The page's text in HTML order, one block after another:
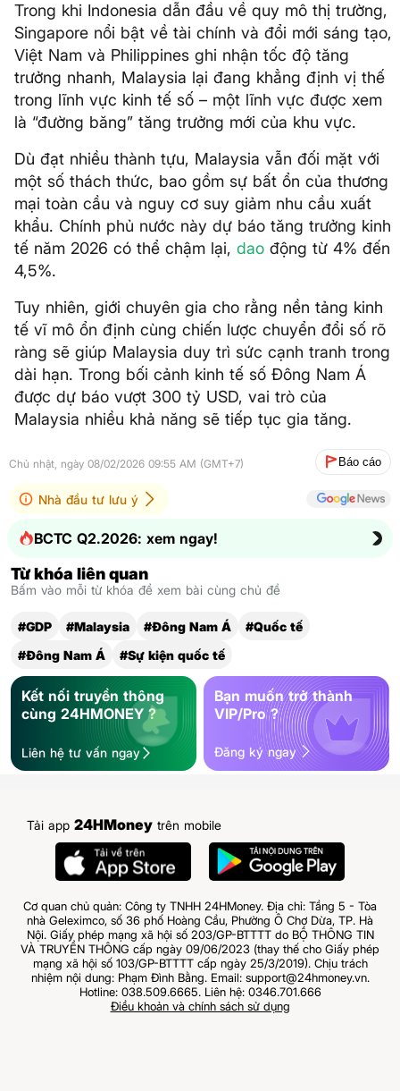
Trong khi Indonesia dẫn đầu về quy mô thị trường,
Singapore nổi bật về tài chính và đổi mới sáng tạo,
Việt Nam và Philippines ghi nhận tốc độ tăng
trưởng nhanh, Malaysia lại đang khẳng định vị thế
trong lĩnh vực kinh tế số – một lĩnh vực được xem
là “đường băng” tăng trưởng mới của khu vực.
Dù đạt nhiều thành tựu, Malaysia vẫn đối mặt với
một số thách thức, bao gồm sự bất ổn của thương
mại toàn cầu và nguy cơ suy giảm nhu cầu xuất
khẩu. Chính phủ nước này dự báo tăng trưởng kinh
tế năm 2026 có thể chậm lại, dao động từ 4% đến
4,5%.
Tuy nhiên, giới chuyên gia cho rằng nền tảng kinh
tế vĩ mô ổn định cùng chiến lược chuyển đổi số rõ
ràng sẽ giúp Malaysia duy trì sức cạnh tranh trong
dài hạn. Trong bối cảnh kinh tế số Đông Nam Á
được dự báo vượt 300 tỷ USD, vai trò của
Malaysia nhiều khả năng sẽ tiếp tục gia tăng.
Chủ nhật, ngày 08/02/2026 09:55 AM (GMT+7) Báo cáo
Nhà đầu tư lưu ý
BCTC Q2.2026: xem ngay!
Từ khóa liên quan
Bấm vào mỗi từ khóa để xem bài cùng chủ đề
#GDP #Malaysia #Đông Nam Á
#Quốc tế
#Đông Nam Á
#Sự kiện quốc tế
Kết nối truyền thông
cùng 24HMONEY ?
Liên hệ tư vấn ngay
Bạn muốn trở thành
VIP/Pro ?
Đăng ký ngay
Tải app 24HMoney trên mobile
Cơ quan chủ quản: Công ty TNHH 24HMoney. Địa chỉ: Tầng 5 - Tòa
nhà Geleximco, số 36 phố Hoàng Cầu, Phường Ô Chợ Dừa, TP. Hà
Nội. Giấy phép mạng xã hội số 203/GP-BTTTT do BỘ THÔNG TIN
VÀ TRUYỀN THÔNG cấp ngày 09/06/2023 (thay thế cho Giấy phép
mạng xã hội số 103/GP-BTTTT cấp ngày 25/3/2019). Chịu trách
nhiệm nội dung: Phạm Đình Bằng. Email: support@24hmoney.vn.
Hotline: 038.509.6665. Liên hệ: 0346.701.666
Điều khoản và chính sách sử dụng